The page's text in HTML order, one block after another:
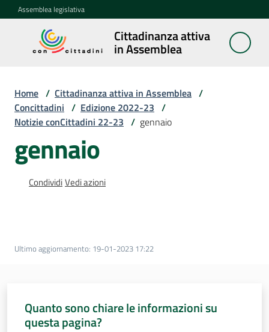
Vai al contenuto
Vai alla navigazione
Vai al footer
Assemblea legislativa
Cittadinanza attiva
in Assemblea
Cittadinanza
attiva in
Concittadini
Menu selezionato
Porte
aperte
itineranti
memoria
Home / Cittadinanza attiva in Assemblea /
Concittadini / Edizione 2022-23 /
Notizie conCittadini 22-23 / gennaio
gennaio
CondividiVedi azioni
Ultimo aggiornamento: 19-01-2023 17:22
Quanto sono chiare le informazioni su
questa pagina?